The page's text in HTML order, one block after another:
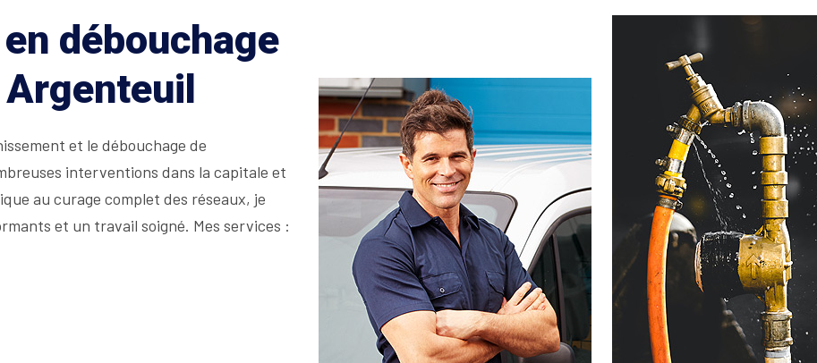
débouchage
et le débouchage de
interventions dans la capitale et
au curage complet des réseaux, je
et un travail soigné. Mes services :